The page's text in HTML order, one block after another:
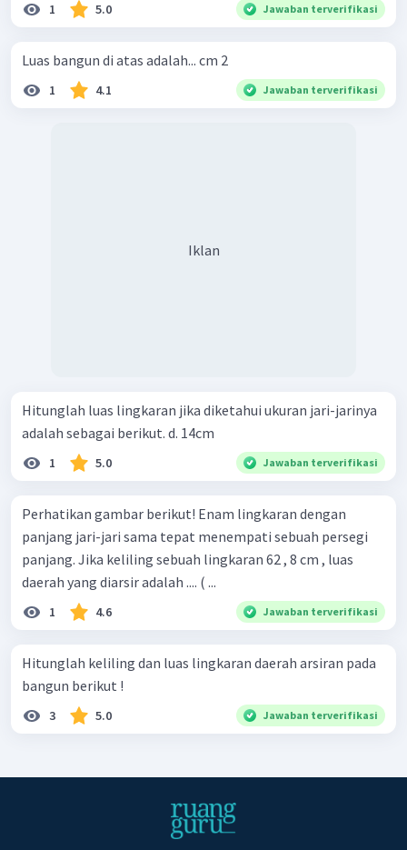
1 5.0 Jawaban terverifikasi
Luas bangun di atas adalah... cm 2
1 4.1 Jawaban terverifikasi
Iklan
Hitunglah luas lingkaran jika diketahui ukuran jari-jarinya
adalah sebagai berikut. d. 14cm
1 5.0 Jawaban terverifikasi
Perhatikan gambar berikut! Enam lingkaran dengan
panjang jari-jari sama tepat menempati sebuah persegi
panjang. Jika keliling sebuah lingkaran 62 , 8 cm , luas
daerah yang diarsir adalah .... ( ...
1 4.6 Jawaban terverifikasi
Hitunglah keliling dan luas lingkaran daerah arsiran pada
bangun berikut !
3 5.0 Jawaban terverifikasi